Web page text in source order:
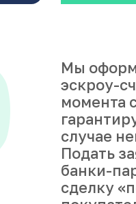
Мы
эскроу-
момента
случае
Подать
банки-
сделку